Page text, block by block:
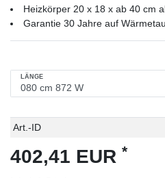
Heizkörper 20 x 18 x ab 40 cm
Garantie 30 Jahre auf
LÄNGE
Technisches
Wert
Art.-ID
402,41 EUR *